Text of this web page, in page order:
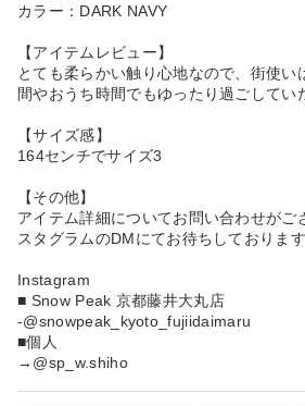
カラー：DARK NAVY
【アイテムレビュー】
とても柔らかい触り心地なので、街使い
間やおうち時間でもゆったり過ごして
【サイズ感】
164センチでサイズ3
【その他】
アイテム詳細についてお問い合わせがご
スタグラムのDMにてお待ちしております
Instagram
■ Snow Peak 京都藤井大丸店
-@snowpeak_kyoto_fujiidaimaru
■個人
→@sp_w.shiho